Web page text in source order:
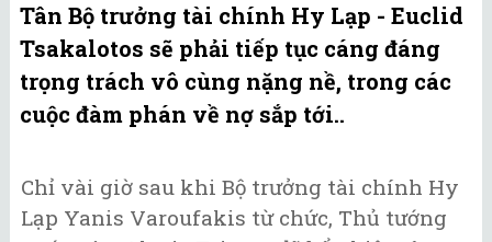
Tân Bộ trưởng tài chính Hy Lạp - Euclid
Tsakalotos sẽ phải tiếp tục cáng đáng
trọng trách vô cùng nặng nề, trong các
cuộc đàm phán về nợ sắp tới..
Chỉ vài giờ sau khi Bộ trưởng tài chính Hy
Lạp Yanis Varoufakis từ chức, Thủ tướng